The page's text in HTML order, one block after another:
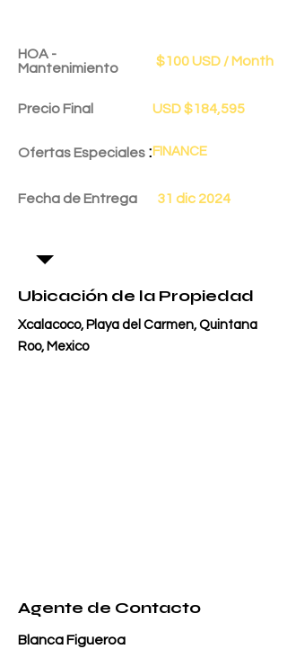
HOA -
Mantenimiento
$100 USD / Month
Precio Final USD $184,595
Ofertas Especiales :FINANCE
Fecha de Entrega 31 dic 2024
Ubicación de la Propiedad
Xcalacoco, Playa del Carmen, Quintana
Roo, Mexico
Agente de Contacto
Blanca Figueroa